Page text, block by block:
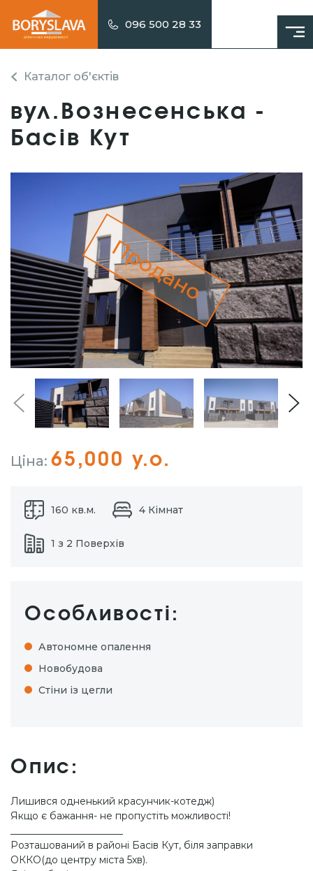
096 500 28 33
Каталог об'єктів
вул.Вознесенська -
Басів Кут
Продано
Ціна: 65,000 у.о.
160 кв.м. 4 Кімнат
1 з 2 Поверхів
Особливості:
Автономне опалення
Новобудова
Стіни із цегли
Опис:
Лишився одненький красунчик-котедж)
Якщо є бажання- не пропустіть можливості!
Розташований в районі Басів Кут, біля заправки
ОККО(до центру міста 5хв).